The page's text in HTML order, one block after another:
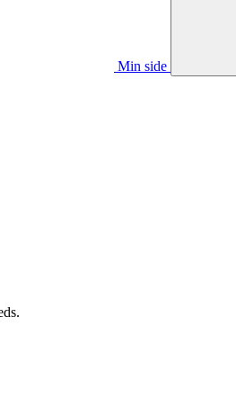
Min side